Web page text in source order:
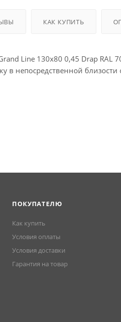
КАК КУПИТЬ
Line 130х80 0,45 Drap
в непосредственной близости
ПОКУПАТЕЛЮ
Как купить
Условия оплаты
Условия доставки
Гарантия на товар